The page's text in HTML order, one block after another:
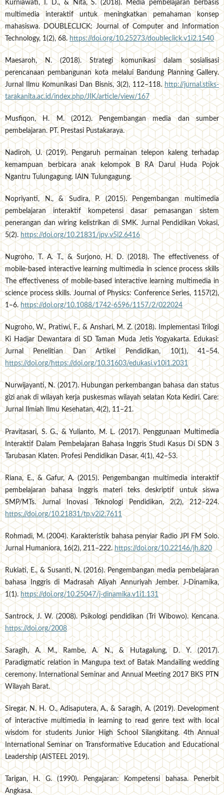
Kurniawati, I. D., & Nita, S. (2018). Media pembelajaran berbasis
multimedia interaktif untuk meningkatkan pemahaman konsep
mahasiswa. DOUBLECLICK: Journal of Computer and Information
Technology, 1(2), 68. https://doi.org/10.25273/doubleclick.v1i2.1540
Maesaroh, N. (2018). Strategi komunikasi dalam sosialisasi
perencanaan pembangunan kota melalui Bandung Planning Gallery.
Jurnal Ilmu Komunikasi Dan Bisnis, 3(2), 112–118. http://jurnal.stiks-
tarakanita.ac.id/index.php/JIK/article/view/167
Musfiqon, H. M. (2012). Pengembangan media dan sumber
pembelajaran. PT. Prestasi Pustakaraya.
Nadiroh, U. (2019). Pengaruh permainan telepon kaleng terhadap
kemampuan berbicara anak kelompok B RA Darul Huda Pojok
Ngantru Tulungagung. IAIN Tulungagung.
Nopriyanti, N., & Sudira, P. (2015). Pengembangan multimedia
pembelajaran interaktif kompetensi dasar pemasangan sistem
penerangan dan wiring kelistrikan di SMK. Jurnal Pendidikan Vokasi,
5(2). https://doi.org/10.21831/jpv.v5i2.6416
Nugroho, T. A. T., & Surjono, H. D. (2018). The effectiveness of
mobile-based interactive learning multimedia in science process skills
The effectiveness of mobile-based interactive learning multimedia in
science process skills. Journal of Physics: Conference Series, 1157(2),
1–6.https://doi.org/10.1088/1742-6596/1157/2/022024
Nugroho, W., Pratiwi, F., & Anshari, M. Z. (2018). Implementasi Trilogi
Ki Hadjar Dewantara di SD Taman Muda Jetis Yogyakarta. Edukasi:
Jurnal Penelitian Dan Artikel Pendidikan, 10(1), 41–54.
https://doi.org/https://doi.org/10.31603/edukasi.v10i1.2031
Nurwijayanti, N. (2017). Hubungan perkembangan bahasa dan status
gizi anak di wilayah kerja puskesmas wilayah selatan Kota Kediri. Care:
Jurnal Ilmiah Ilmu Kesehatan, 4(2), 11–21.
Pravitasari, S. G., & Yulianto, M. L. (2017). Penggunaan Multimedia
Interaktif Dalam Pembelajaran Bahasa Inggris Studi Kasus Di SDN 3
Tarubasan Klaten. Profesi Pendidikan Dasar, 4(1), 42–53.
Riana, E., & Gafur, A. (2015). Pengembangan multimedia interaktif
pembelajaran bahasa Inggris materi teks deskriptif untuk siswa
SMP/MTs. Jurnal Inovasi Teknologi Pendidikan, 2(2), 212–224.
https://doi.org/10.21831/tp.v2i2.7611
Rohmadi, M. (2004). Karakteristik bahasa penyiar Radio JPI FM Solo.
Jurnal Humaniora, 16(2), 211–222. https://doi.org/10.22146/jh.820
Rukiati, E., & Susanti, N. (2016). Pengembangan media pembelajaran
bahasa Inggris di Madrasah Aliyah Annuriyah Jember. J-Dinamika,
1(1).https://doi.org/10.25047/j-dinamika.v1i1.131
Santrock, J. W. (2008). Psikologi pendidikan (Tri Wibowo). Kencana.
https://doi.org/2008
Saragih, A. M., Rambe, A. N., & Hutagalung, D. Y. (2017).
Paradigmatic relation in Mangupa text of Batak Mandailing wedding
ceremony. International Seminar and Annual Meeting 2017 BKS PTN
Wilayah Barat.
Siregar, N. H. O., Adisaputera, A., & Saragih, A. (2019). Development
of interactive multimedia in learning to read genre text with local
wisdom for students Junior High School Silangkitang. 4th Annual
International Seminar on Transformative Education and Educational
Leadership (AISTEEL 2019).
Tarigan, H. G. (1990). Pengajaran: Kompetensi bahasa. Penerbit
Angkasa.